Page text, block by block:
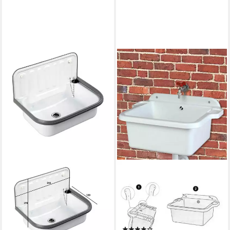
Waschbecken G2-ESZ4-
9PRU (Sonstige, 1-St),
Ausgussbecken ink.
Ablaufgarnitur und